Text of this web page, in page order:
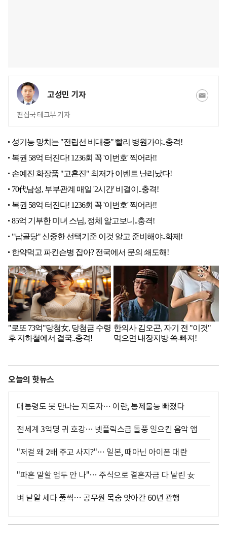
고성민 기자
편집국 테크부 기자
오늘의 핫뉴스
대통령도 못 만나는 지도자… 이란, 통제불능 빠졌다
전세계 3억명 귀 호강… 넷플릭스급 돌풍 일으킨 음악 앱
"저걸 왜 2배 주고 사지?"… 일본, 때아닌 아이폰 대란
"파혼 말할 엄두 안 나"… 주식으로 결혼자금 다 날린 女
벼 낱알 세다 풀썩… 공무원 목숨 앗아간 60년 관행